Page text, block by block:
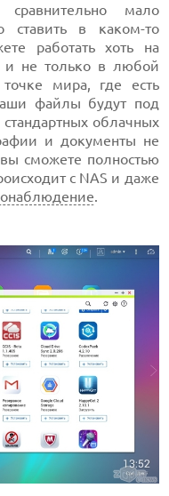
сравнительно мало
ставить в каком-то
работать хоть на
не только в любой
мира, где есть
файлы будут под
облачных
и документы не
сможете полностью
с NAS и даже
.